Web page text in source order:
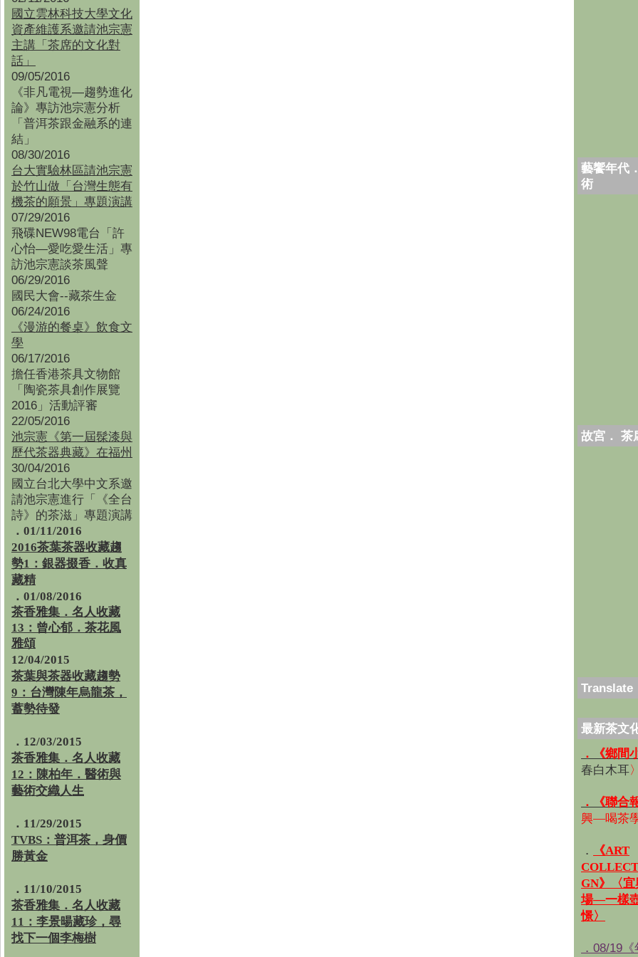
國立雲林科技大學文化
資產維護系邀請池宗憲
主講「茶席的文化對
話」
09/05/2016
《非凡電視—趨勢進化
論》專訪池宗憲分析
「普洱茶跟金融系的連
結」
08/30/2016
台大實驗林區請池宗憲
於竹山做「台灣生態有
機茶的願景」專題演講
07/29/2016
飛碟NEW98電台「許
心怡—愛吃愛生活」專
訪池宗憲談茶風聲
06/29/2016
國民大會--藏茶生金
06/24/2016
《漫游的餐桌》飲食文
學
06/17/2016
擔任香港茶具文物館
「陶瓷茶具創作展覽
2016」活動評審
22/05/2016
池宗憲《第一屆髹漆與
歷代茶器典藏》在福州
30/04/2016
國立台北大學中文系邀
請池宗憲進行「《全台
詩》的茶滋」專題演講
．01/11/2016
2016茶葉茶器收藏趨
勢1：銀器掇香．收真
藏精
．01/08/2016
茶香雅集 ． 名人收藏
13：曾心郁．茶花風
雅頌
12/04/2015
茶葉與茶器收藏趨勢
9：台灣陳年烏龍茶，
蓄勢待發
．12/03/2015
茶香雅集．名人收藏
12：陳柏年．醫術與
藝術交織人生
．11/29/2015
TVBS：普洱茶，身價
勝黃金
．11/10/2015
茶香雅集．名人收藏
11：李景暘藏珍，尋
找下一個李梅樹
藝饗年代
術
故宮． 茶
Translate
最新茶文
．《鄉間
春白木耳〉
．《聯合
興—喝茶
．
《ART
GN》〈
場—一樣
憬〉
．08/19